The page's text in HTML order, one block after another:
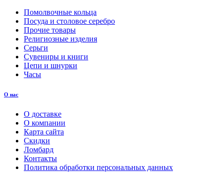
Помолвочные кольца
Посуда и столовое серебро
Прочие товары
Религиозные изделия
Серьги
Сувениры и книги
Цепи и шнурки
Часы
О нас
О доставке
О компании
Карта сайта
Скидки
Ломбард
Контакты
Политика обработки персональных данных